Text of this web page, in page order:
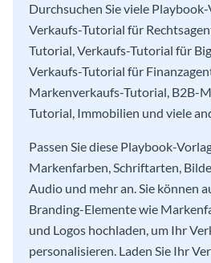
Durchsuchen Sie viele Playbook-
Verkaufs-Tutorial für
Tutorial, Verkaufs-Tutorial für
Verkaufs-Tutorial für
Markenverkaufs-Tutorial, B2B-
Tutorial, Immobilien und viele
Passen Sie diese Playbook-
Markenfarben, Schriftarten,
Audio und mehr an. Sie können
Branding-Elemente wie
und Logos hochladen, um Ihr
personalisieren. Laden Sie Ihr